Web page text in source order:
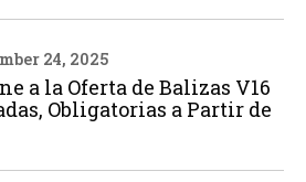
24, 2025
a la Oferta de Balizas V16
Obligatorias a Partir de